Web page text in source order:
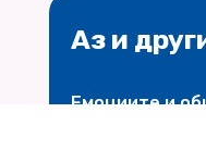
Аз и
Емоциите и